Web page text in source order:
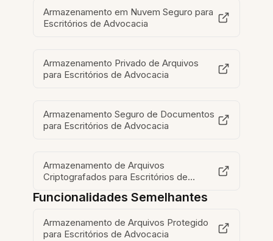
Armazenamento em Nuvem Seguro para
Escritórios de Advocacia
Armazenamento Privado de Arquivos
para Escritórios de Advocacia
Armazenamento Seguro de Documentos
para Escritórios de Advocacia
Armazenamento de Arquivos
Criptografados para Escritórios de
Funcionalidades Semelhantes
Armazenamento de Arquivos Protegido
para Escritórios de Advocacia